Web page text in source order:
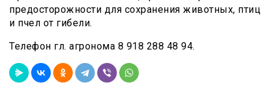
предосторожности для сохранения животных, птиц
и пчел от гибели.
Телефон гл. агронома 8 918 288 48 94.